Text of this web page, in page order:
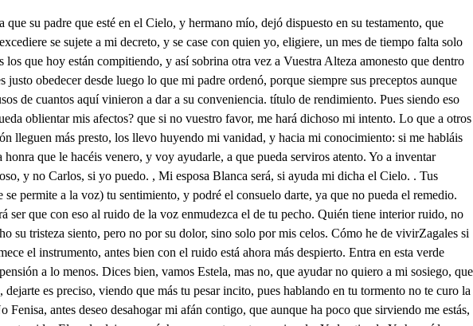
del intento. Dueño, pues, de Cataluña se juzgaba, presumiendo que no habría quien quisiese dispurar ya su derecho. Mas Carlos, Conde de Urgel, movido de un noble celo, sin haberme visto nunca, vino a Barcelona, y viendo mi inocencia, y mi dolor, dijo, que él al mismo riesgo, que el de Bearne expondría su vida, y fijando luego Carteles, en mi defensa galán se obstentó en el puesto. Treinta días esperó, pero nunca se atrevieron los traidores a salir, para lidiar con su esfuerzo, con esto otra vez mi Estado, a instancia de todo el Pueblo, me restituyen: mi tío, o ya irritado, o temiendo, que obligada yo de Carlos, he de elegirle, hizo empeño de advertirle, que no entrase en Bascelona, pues esto pudo hacerlo, porque es Gobernador de este Reino hasta que me case yo, y para lograr su intento, y asegarar que me caseo con Don cáie su hijos ha hecho? que con Estel trate Carlos casamiento mas que éntrase en Barcelona, no ha querido concederlo. Habiendo oído esto solo, dirás, que de qué me quejo? no dirás tal, si es que escuchas la razón de mi tormento. Hoy, o he de elegir esposo, o no elegirle; si quiero no hacerlo, usará mi tío del poder del testamento, y me casará con su hijo, que es a quien más aborrezco: si me resuelvo a casarme, tanto en esto me violento, que la acción para intentarlo me falta: si considoro, que por no ser de mi primo, es preciso el casamiento, del Príncipe de Bearne me acuerdo, y cuando me acuerdo mas que el horror de aquel vivo puede el amor de este muerto. A Carlos, Conde de Ungel, tan obligada me muestro, que faltar a esto, faltar sería a mi nacimiento, pues olvidada de todo lo que en mi servicio ha hecho, del mérito se aprovecha, solo para el rendimiento: a uno enemiga, a otro amante, a otro obligada me veo, si de un odio quiero huir, en una pasión tropiezo, si a una obligación me ajusto, una sinrazón encuentro, El Príncipe es quien robó mi albedrío que en lo atento de una mujer de mi sangre, nadie lograta el trofeo de tenerse si no fuera robándole; que es muy cierto, que entregarle, es liviandad, pues cuando obligue un afecto, harto es para que le roben prestar el consentimiento: decirte que quiero a Carlos, engañarte fuera, pero también sería engañarte decirte que le aborrezco: siento hallarme agradecida a hombre a quien amor no tengo, o siento que amor me falte, para hombre a quien tanto debo. Esta, Fenisa, es la causa de todos mis sentimientos, casarme yo, es tiranía, no casarme, desacierto, sinrazón no amar a Carlos, quererle, imposible intento, casar con mi primos es rabia, resistirlo, grave empeño. Y así entre tantos pesares, dudas imposibles, miedos, sin olvidar mis cariños, con mi obligación cumpliendo, porque a vista de estos males no quede entre todos ellos mi recato bien quejoso; ni Carlos mal satisfecho, mi tío, y primo ofendidos, los Príncipes descontentos, moriré, y si me faltare puñal, cordel, o veneno, mi dolor me acabará, pues que no haz en falta es cierto cordel, veneno, y puñal, donde están mis sentimientos. No hacierto a determinarme, puesto que así llegó a verte, si tengo que agi adecerte, o tengo de que quejarme, que aunque el favor te he estimado de referir tu tormento, quejome del sentimiento que a mi pecho has tresladado, Ya para entrar dimos falte, que estamos sanos entiendo, mas yo ahora estoy temiendo mas que el salto, el sobresalto. Calla, Sancho, y no el temor te aflija de una caída, cuando sufro yo la herida d del más hermoso rigor. Troquemos, pues, de dolores, si en saltar somos traviesos, y rompete tú los huesos, que yo fufriré rigores: pero mejor se ha dispuesto, señor que yo presumí. Ah Cielos! Blanca está aquí: Señora? Carlos, qué es esto? Señora, si tanta gloria la merece un desterrado, que a un más que de vuestro Estado lo está de vuestra memoria. Hoy, que a pesar del poder o de vuestro tío tirano, esto que aquí en veros gano, no lo puedo, ya perder. Hoy que a veros he venido, después de tantas ausencias, a que a más de mis potencias seáis objeto a mis sentidos, permitid, si es que no ofende a vuestro dido mi fe que a mi voz oiga, lo que a mis suspiros no entiende, mas si de mi pena al ruido, que ya por la voz s